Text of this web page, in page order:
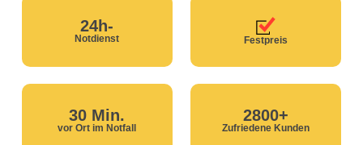
24h-
Notdienst Festpreis
30 Min.
vor Ort im Notfall
2800+
Zufriedene Kunden